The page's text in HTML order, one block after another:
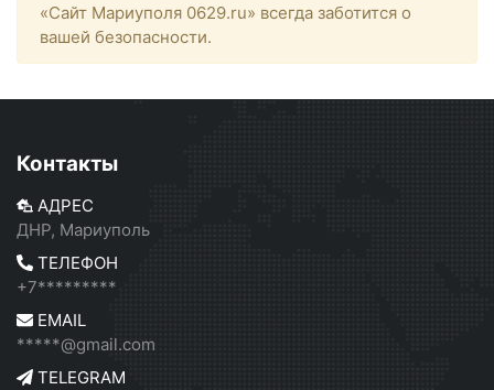
«Сайт Мариуполя 0629.ru» всегда заботится о
вашей безопасности.
Контакты
АДРЕС
ДНР, Мариуполь
ТЕЛЕФОН
+7*********
EMAIL
*****@gmail.com
TELEGRAM